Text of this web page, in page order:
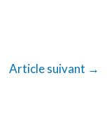
Article suivant →